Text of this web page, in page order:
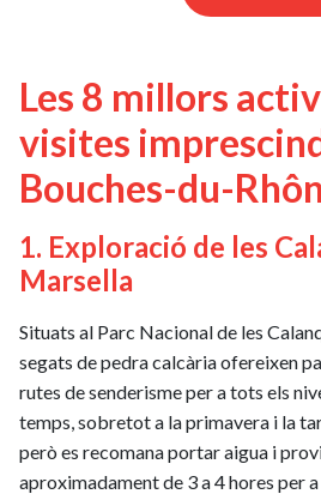
Les 8 millors
visites
Bouches-du-
1. Exploració de les
Marsella
Situats al Parc Nacional de les
segats de pedra calcària ofereixen
rutes de senderisme per a tots els
temps, sobretot a la primavera i la
però es recomana portar aigua i
aproximadament de 3 a 4 hores per